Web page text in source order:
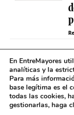
En EntreMayores
analíticas y la
Para más
base legítima es el
todas las cookies,
gestionarlas, haga